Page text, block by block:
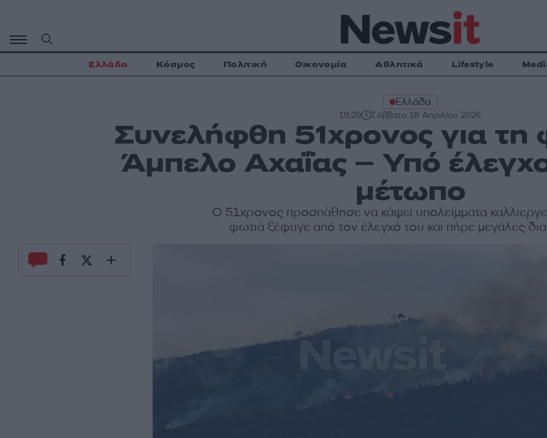
περιεχόμενο
Ελλάδα Κόσμος Πολιτική Οικονομία Αθλητικά Lifestyle
Ελλάδα
19:29 Σάββατο 18 Απριλίου 2026
Συνελήφθη 51χρονος για τη
Άμπελο Αχαΐας – Υπό
μέτωπο
Ο 51χρονος προσπάθησε να κάψει υπολείμματα
φωτιά ξέφυγε από τον έλεγχό του και πήρε μεγάλες